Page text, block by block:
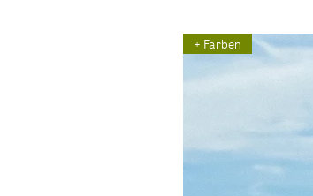
+ Farben